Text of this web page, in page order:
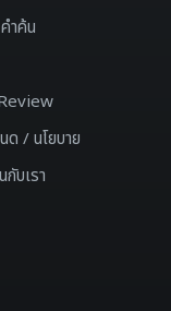
ำค้น
ด / นโยบาย
กับเรา